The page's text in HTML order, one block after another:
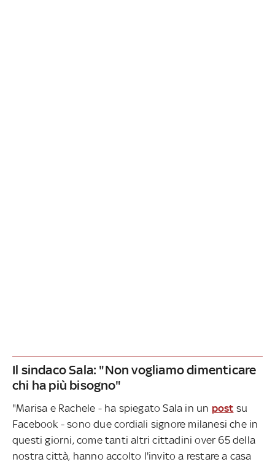
Il sindaco Sala: "Non vogliamo dimenticare
chi ha più bisogno"
"Marisa e Rachele - ha spiegato Sala in un post su
Facebook - sono due cordiali signore milanesi che in
questi giorni, come tanti altri cittadini over 65 della
nostra città, hanno accolto l'invito a restare a casa